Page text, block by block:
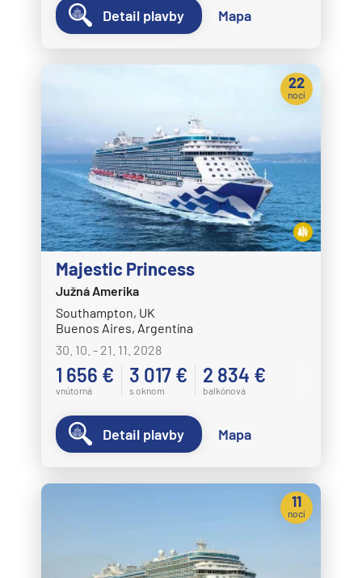
Detail plavby Mapa
Majestic Princess
Južná Amerika
Southampton, UK
Buenos Aires, Argentína
30. 10. - 21. 11. 2028
1 656 €
vnútorná
3 017 €
s oknom
2 834 €
balkónová
22
nocí
Detail plavby Mapa
11
nocí